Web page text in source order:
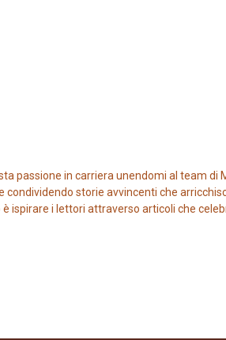
passione in carriera unendomi al team di
storie avvincenti che
ispirare i lettori attraverso articoli che